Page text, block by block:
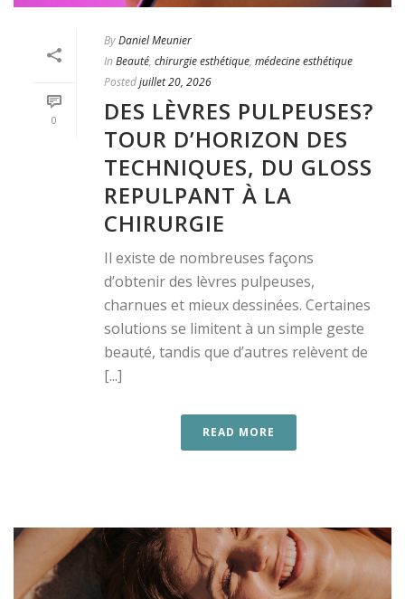
0
ByDaniel Meunier
In Beauté, chirurgie esthétique, médecine esthétique
Postedjuillet 20, 2026
DES LÈVRES PULPEUSES?
TOUR D’HORIZON DES
TECHNIQUES, DU GLOSS
REPULPANT À LA
CHIRURGIE
Il existe de nombreuses façons
d’obtenir des lèvres pulpeuses,
charnues et mieux dessinées. Certaines
solutions se limitent à un simple geste
beauté, tandis que d’autres relèvent de
[...]
READ MORE